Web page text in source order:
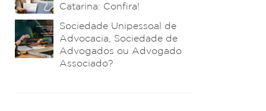
Catarina: Confira!
Sociedade Unipessoal de
Advocacia, Sociedade de
Advogados ou Advogado
Associado?